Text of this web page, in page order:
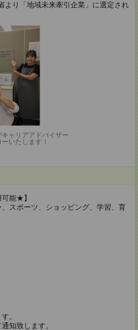
り「地域未来牽引企業」に選定され
ャリアアドバイザー
いたします！
能★】
スポーツ、ショッピング、学習、育
。
知致します。